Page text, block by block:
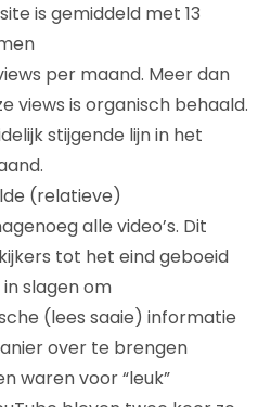
is gemiddeld met 13
per maand. Meer dan
views is organisch behaald.
stijgende lijn in het
(relatieve)
alle video’s. Dit
tot het eind geboeid
slagen om
(lees saaie) informatie
over te brengen
waren voor “leuk”